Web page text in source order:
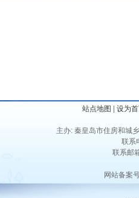
站点地图 设为
主办: 秦皇岛市住房和城
联系
联系邮
网站备案